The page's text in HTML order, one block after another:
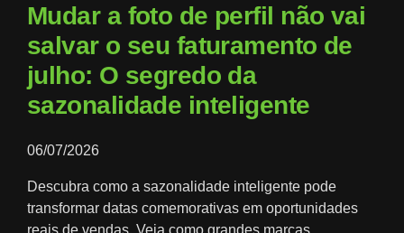
Mudar a foto de perfil não vai
salvar o seu faturamento de
julho: O segredo da
sazonalidade inteligente
06/07/2026
Descubra como a sazonalidade inteligente pode
transformar datas comemorativas em oportunidades
reais de vendas. Veja como grandes marcas